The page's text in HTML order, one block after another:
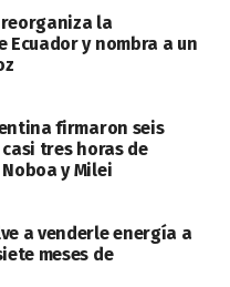
la
Ecuador y nombra a un
firmaron seis
tres horas de
y Milei
a venderle energía a
meses de